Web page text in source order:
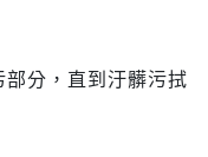
分，直到汙髒污拭